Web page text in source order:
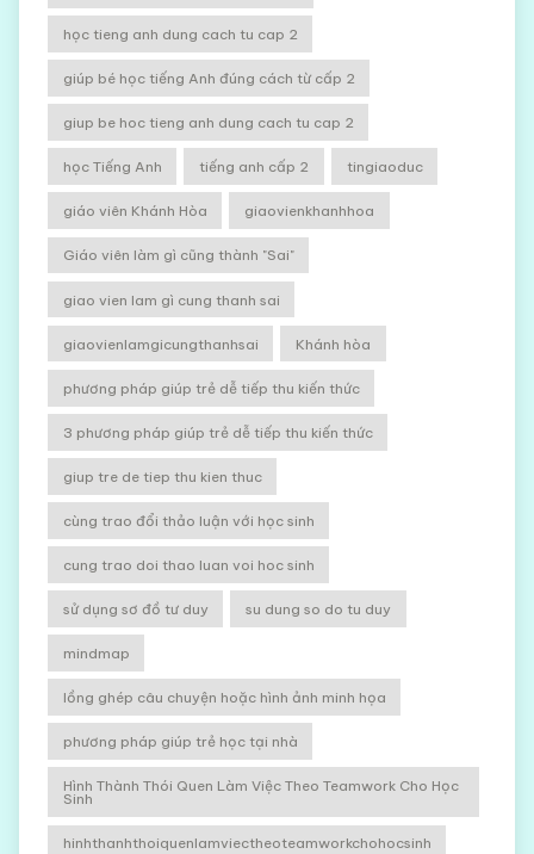
học tieng anh dung cach tu cap 2
giúp bé học tiếng Anh đúng cách từ cấp 2
giup be hoc tieng anh dung cach tu cap 2
học Tiếng Anh tiếng anh cấp 2 tingiaoduc
giáo viên Khánh Hòa giaovienkhanhhoa
Giáo viên làm gì cũng thành "Sai"
giao vien lam gì cung thanh sai
giaovienlamgicungthanhsai Khánh hòa
phương pháp giúp trẻ dễ tiếp thu kiến thức
3 phương pháp giúp trẻ dễ tiếp thu kiến thức
giup tre de tiep thu kien thuc
cùng trao đổi thảo luận với học sinh
cung trao doi thao luan voi hoc sinh
sử dụng sơ đồ tư duy su dung so do tu duy
mindmap
lồng ghép câu chuyện hoặc hình ảnh minh họa
phương pháp giúp trẻ học tại nhà
Hình Thành Thói Quen Làm Việc Theo Teamwork Cho Học
Sinh
hinhthanhthoiquenlamviectheoteamworkchohocsinh